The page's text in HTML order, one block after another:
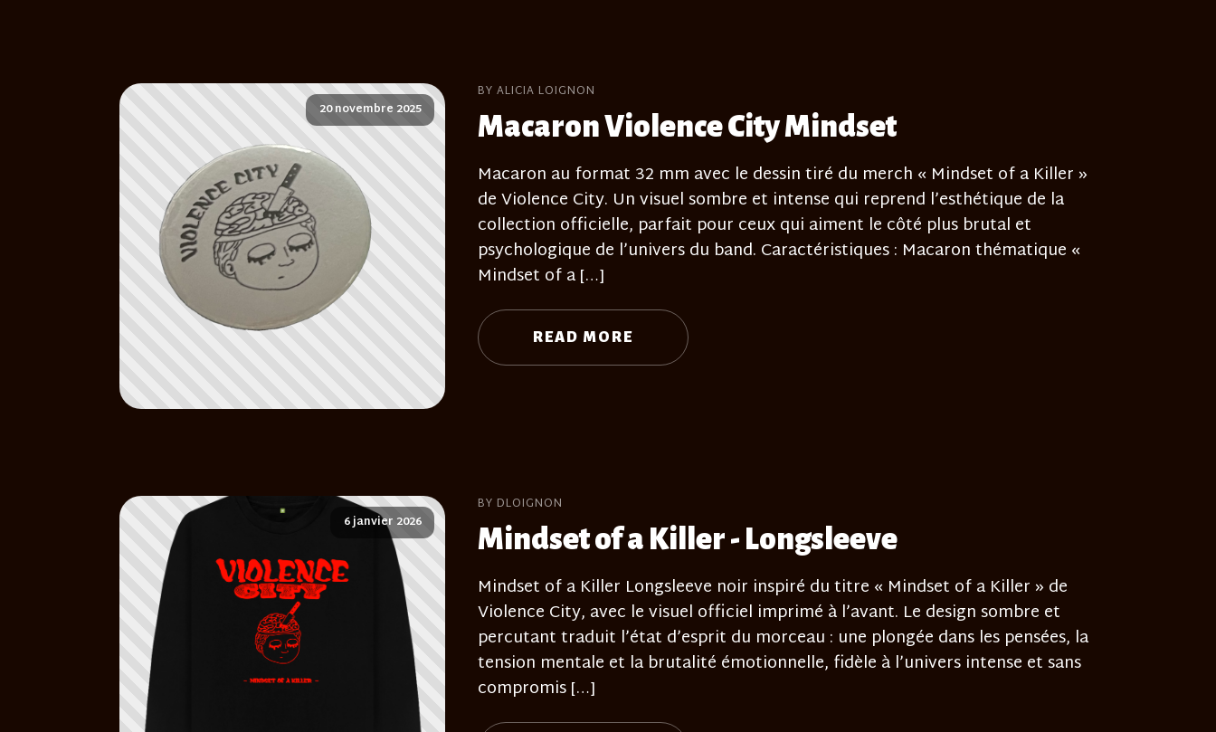
20 novembre 2025
BY ALICIA LOIGNON
Macaron Violence City Mindset
Macaron au format 32 mm avec le dessin tiré du merch « Mindset of a Killer »
de Violence City. Un visuel sombre et intense qui reprend l’esthétique de la
collection officielle, parfait pour ceux qui aiment le côté plus brutal et
psychologique de l’univers du band. Caractéristiques : Macaron thématique «
Mindset of a […]
READ MORE
6 janvier 2026
BY DLOIGNON
Mindset of a Killer - Longsleeve
Mindset of a Killer Longsleeve noir inspiré du titre « Mindset of a Killer » de
Violence City, avec le visuel officiel imprimé à l’avant. Le design sombre et
percutant traduit l’état d’esprit du morceau : une plongée dans les pensées, la
tension mentale et la brutalité émotionnelle, fidèle à l’univers intense et sans
compromis […]